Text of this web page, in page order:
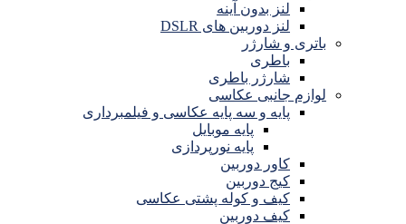
لنز بدون آینه
لنز دوربین های DSLR
باتری و شارژر
باطری
شارژر باطری
لوازم جانبی عکاسی
پایه و سه پایه عکاسی و فیلمبرداری
پایه موبایل
پایه نورپردازی
کاور دوربین
کیج دوربین
کیف و کوله پشتی عکاسی
کیف دوربین